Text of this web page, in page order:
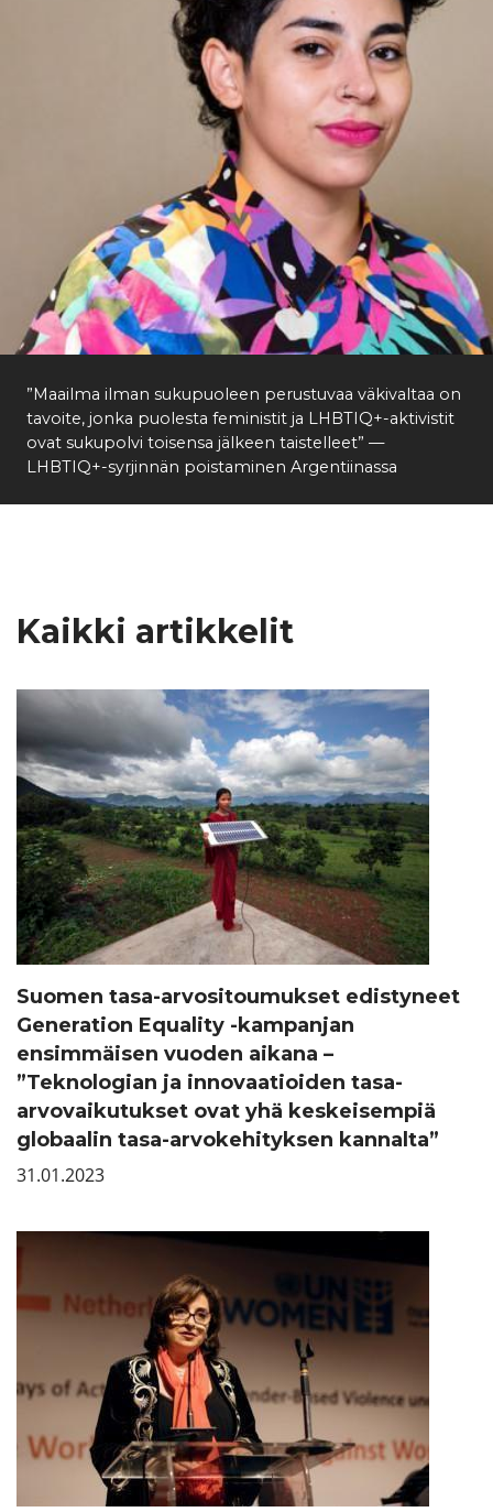
”Maailma ilman sukupuoleen perustuvaa väkivaltaa on
tavoite, jonka puolesta feministit ja LHBTIQ+-aktivistit
ovat sukupolvi toisensa jälkeen taistelleet” —
LHBTIQ+-syrjinnän poistaminen Argentiinassa
Kaikki artikkelit
Suomen tasa-arvositoumukset edistyneet
Generation Equality -kampanjan
ensimmäisen vuoden aikana –
”Teknologian ja innovaatioiden tasa-
arvovaikutukset ovat yhä keskeisempiä
globaalin tasa-arvokehityksen kannalta”
31.01.2023